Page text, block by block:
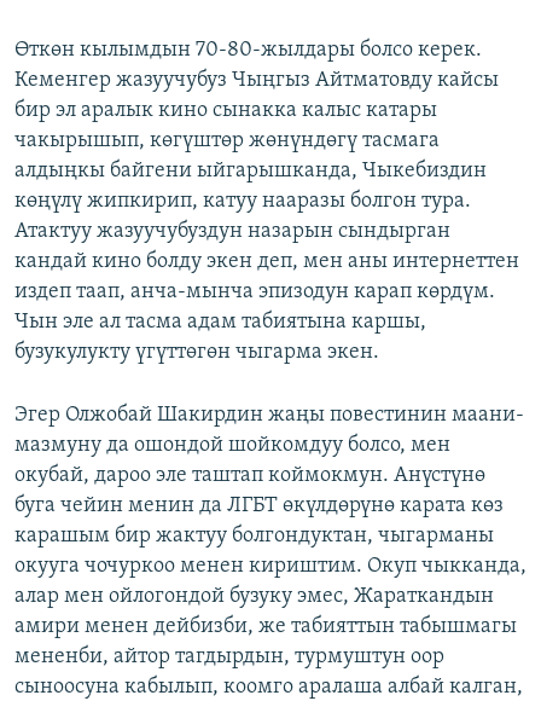
Өткөн кылымдын 70-80-жылдары болсо керек.
Кеменгер жазуучубуз Чыңгыз Айтматовду кайсы
бир эл аралык кино сынакка калыс катары
чакырышып, көгүштөр жөнүндөгү тасмага
алдыңкы байгени ыйгарышканда, Чыкебиздин
көңүлү жипкирип, катуу нааразы болгон тура.
Атактуу жазуучубуздун назарын сындырган
кандай кино болду экен деп, мен аны интернеттен
издеп таап, анча-мынча эпизодун карап көрдүм.
Чын эле ал тасма адам табиятына каршы,
бузукулукту үгүттөгөн чыгарма экен.
Эгер Олжобай Шакирдин жаңы повестинин маани-
мазмуну да ошондой шойкомдуу болсо, мен
окубай, дароо эле таштап коймокмун. Анүстүнө
буга чейин менин да ЛГБТ өкүлдөрүнө карата көз
карашым бир жактуу болгондуктан, чыгарманы
окууга чочуркоо менен кириштим. Окуп чыкканда,
алар мен ойлогондой бузуку эмес, Жараткандын
амири менен дейбизби, же табияттын табышмагы
мененби, айтор тагдырдын, турмуштун оор
сыноосуна кабылып, коомго аралаша албай калган,